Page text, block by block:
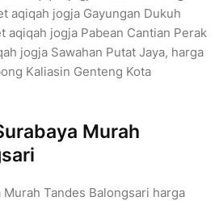
aqiqah jogja Gayungan Dukuh
aqiqah jogja Pabean Cantian Perak
jogja Sawahan Putat Jaya, harga
Kaliasin Genteng Kota
Murah
Tandes Balongsari harga